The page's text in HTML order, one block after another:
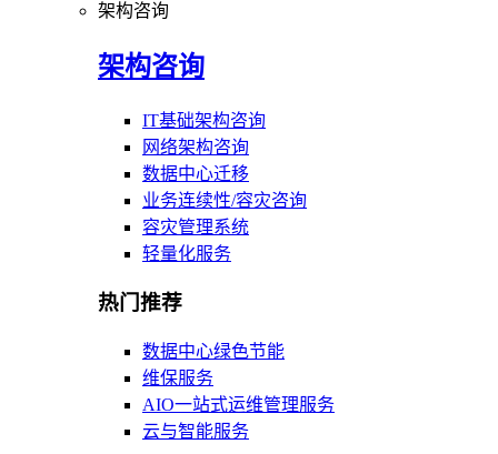
架构咨询
架构咨询
IT基础架构咨询
网络架构咨询
数据中心迁移
业务连续性/容灾咨询
容灾管理系统
轻量化服务
热门推荐
数据中心绿色节能
维保服务
AIO一站式运维管理服务
云与智能服务